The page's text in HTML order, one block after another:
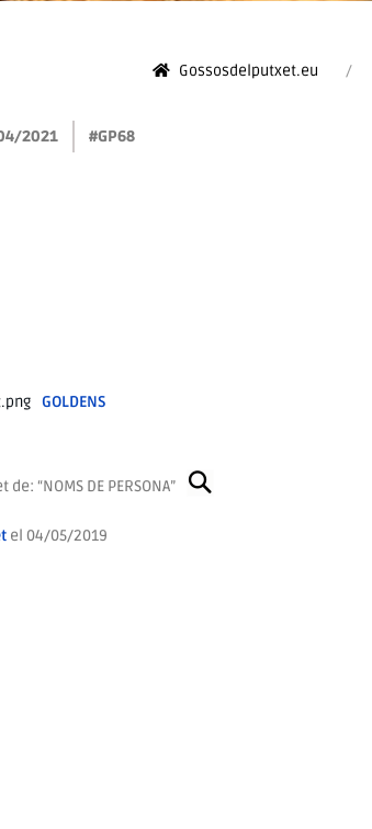
Gossosdelputxet.eu
2021 #GP68
GOLDENS
“NOMS DE PERSONA”
el 04/05/2019